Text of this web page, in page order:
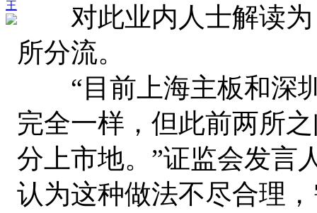
王
对此业内人士解读为
所分流。
“目前上海主板和深圳
完全一样，但此前两所
分上市地。”证监会发言
认为这种做法不尽合理